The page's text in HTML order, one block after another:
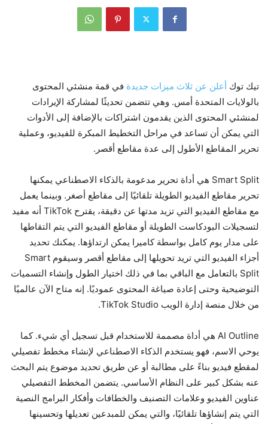
تيك توك أعلن عن ثلاث ميزات جديدة في قمة منشئي المحتوى
بالولايات المتحدة أمس. وهي تتضمن تحديثًا لمشاركة الإيرادات
لمنشئي المحتوى الذين يقدمون اشتراكات بالإضافة إلى الأدوات
التي يمكن أن تساعد في مراحل التخطيط المبكرة للفيديو، وعملية
تحرير المقاطع الأطول إلى عدة مقاطع أقصر.
Smart Split هي أداة تحرير مدعومة بالذكاء الاصطناعي يمكنها
تحرير مقاطع الفيديو الطويلة تلقائيًا إلى مقاطع أصغر. وبينما يعمل
مع مقاطع الفيديو التي تزيد مدتها عن دقيقة، يقترح TikTok أنه مفيد
لتسجيلات البودكاست الطويلة أو مقاطع الفيديو التي يتم التقاطها
على مدار يوم كامل بواسطة كاميرا يمكن ارتداؤها. يمكنك تحديد
أجزاء الفيديو التي تريد تحويلها إلى مقاطع أقصر وسيقوم Smart
Split بالتعامل مع الباقي بما في ذلك اختيار الطول وإنشاء التسميات
التوضيحية وحتى إعادة صياغة المحتوى عموديًا. إنه متاح الآن عالميًا
من خلال منصة إدارة الويب TikTok Studio.
AI Outline هي أداة مصممة للاستخدام قبل تسجيل أي شيء. كما
يوحي الاسم، فهو يستخدم الذكاء الاصطناعي لإنشاء مخطط تفصيلي
لمقطع فيديو بناءً على مطالبة أو عن طريق تحديد موضوع يتم البحث
عنه بشكل كبير على النظام الأساسي. يتضمن المخطط التفصيلي
عناوين الفيديو وعلامات التصنيف والخطافات وأفكار البرامج النصية
التي يتم إنشاؤها تلقائيًا، والتي يمكن للمبدعين تعديلها وتحسينها